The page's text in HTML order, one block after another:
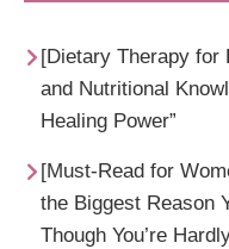
[Dietary Therapy for
and Nutritional
Healing Power”
[Must-Read for
the Biggest Reason
Though You’re